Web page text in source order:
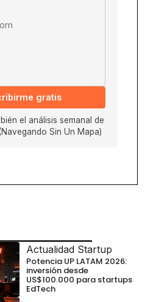
gratis
el análisis semanal de
Sin Un Mapa)
Actualidad Startup
Potencia UP LATAM 2026:
inversión desde
US$100.000 para startups
EdTech